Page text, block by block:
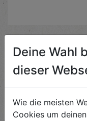
Deine Wahl
dieser
Wie die meisten
Cookies um